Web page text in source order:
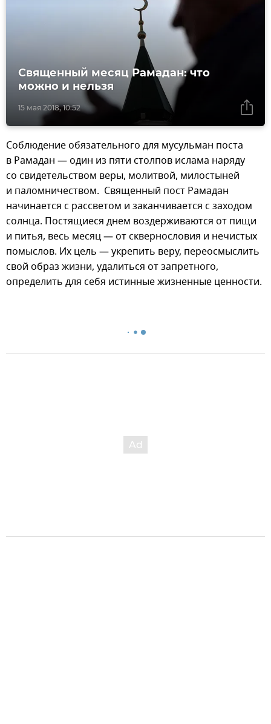
15 мая 2018, 10:52
Священный месяц Рамадан: что
можно и нельзя
Соблюдение обязательного для мусульман поста
в Рамадан — один из пяти столпов ислама наряду
со свидетельством веры, молитвой, милостыней
и паломничеством. Священный пост Рамадан
начинается с рассветом и заканчивается с заходом
солнца. Постящиеся днем воздерживаются от пищи
и питья, весь месяц — от сквернословия и нечистых
помыслов. Их цель — укрепить веру, переосмыслить
свой образ жизни, удалиться от запретного,
определить для себя истинные жизненные ценности.